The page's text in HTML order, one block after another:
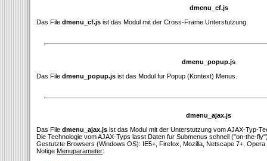
dmenu_cf.js
Das File dmenu_cf.js ist das Modul mit der Cross-Frame Unterstutzung.
dmenu_popup.js
Das File dmenu_popup.js ist das Modul fur Popup (Kontext) Menus.
dmenu_ajax.js
Das File dmenu_ajax.js ist das Modul mit der Unterstutzung vom AJAX-Typ-
Die Technologie vom AJAX-Typs lasst Daten fur Submenus schnell ("on-the-
Gestutzte Browsers (Windows OS): IE5+, Firefox, Mozilla, Netscape 7+, Opera
Notige Menuparameter: